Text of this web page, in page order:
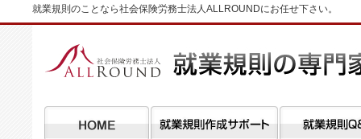
就業規則のことなら社会保険労務士法人ALLROUNDにお任せ下さい。